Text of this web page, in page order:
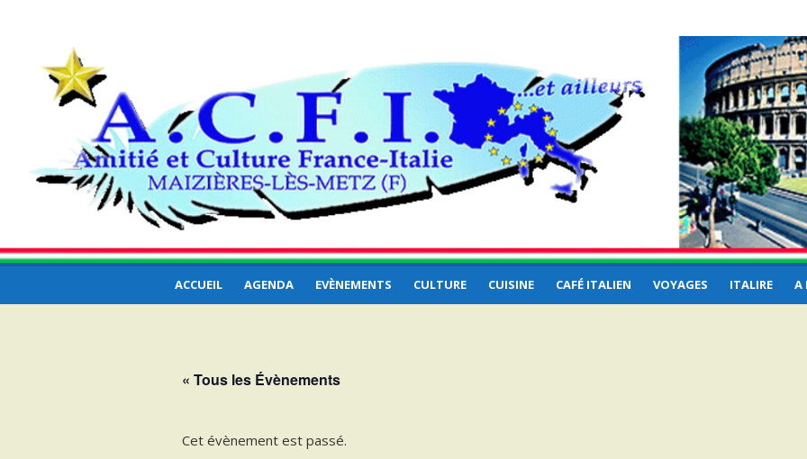
Culture France Italie et
… ailleurs
ACCUEIL AGENDA EVÈNEMENTS CULTURE CUISINE CAFÉ ITALIEN VOYAGES ITALIRE A
« Tous les Évènements
Cet évènement est passé.